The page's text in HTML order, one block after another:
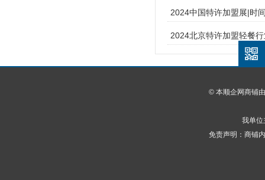
2024中国特许加盟展|时
2024北京特许加盟轻餐
© 本顺企网商铺由
我单位
免责声明：商铺